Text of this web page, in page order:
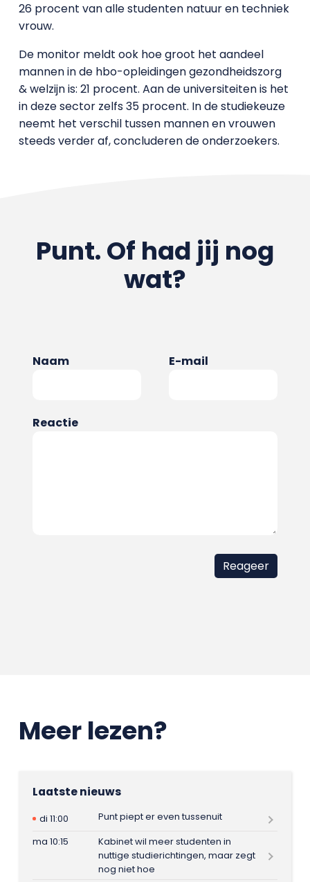
26 procent van alle studenten natuur en techniek
vrouw.
De monitor meldt ook hoe groot het aandeel
mannen in de hbo-opleidingen gezondheidszorg
& welzijn is: 21 procent. Aan de universiteiten is het
in deze sector zelfs 35 procent. In de studiekeuze
neemt het verschil tussen mannen en vrouwen
steeds verder af, concluderen de onderzoekers.
Punt. Of had jij nog
wat?
Naam E-mail
Reactie
Meer lezen?
Laatste nieuws
di 11:00
Punt piept er even tussenuit
ma 10:15
Kabinet wil meer studenten in
nuttige studierichtingen, maar zegt
nog niet hoe